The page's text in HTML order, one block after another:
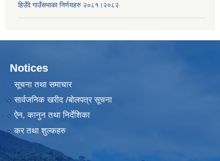
हिउँदे गाउँसभाका निर्णयहरु २०८१।२०८२
Notices
सूचना तथा समाचार
सार्वजनिक खरीद /बोलपत्र सूचना
ऐन, कानुन तथा निर्देशिका
कर तथा शुल्कहरु